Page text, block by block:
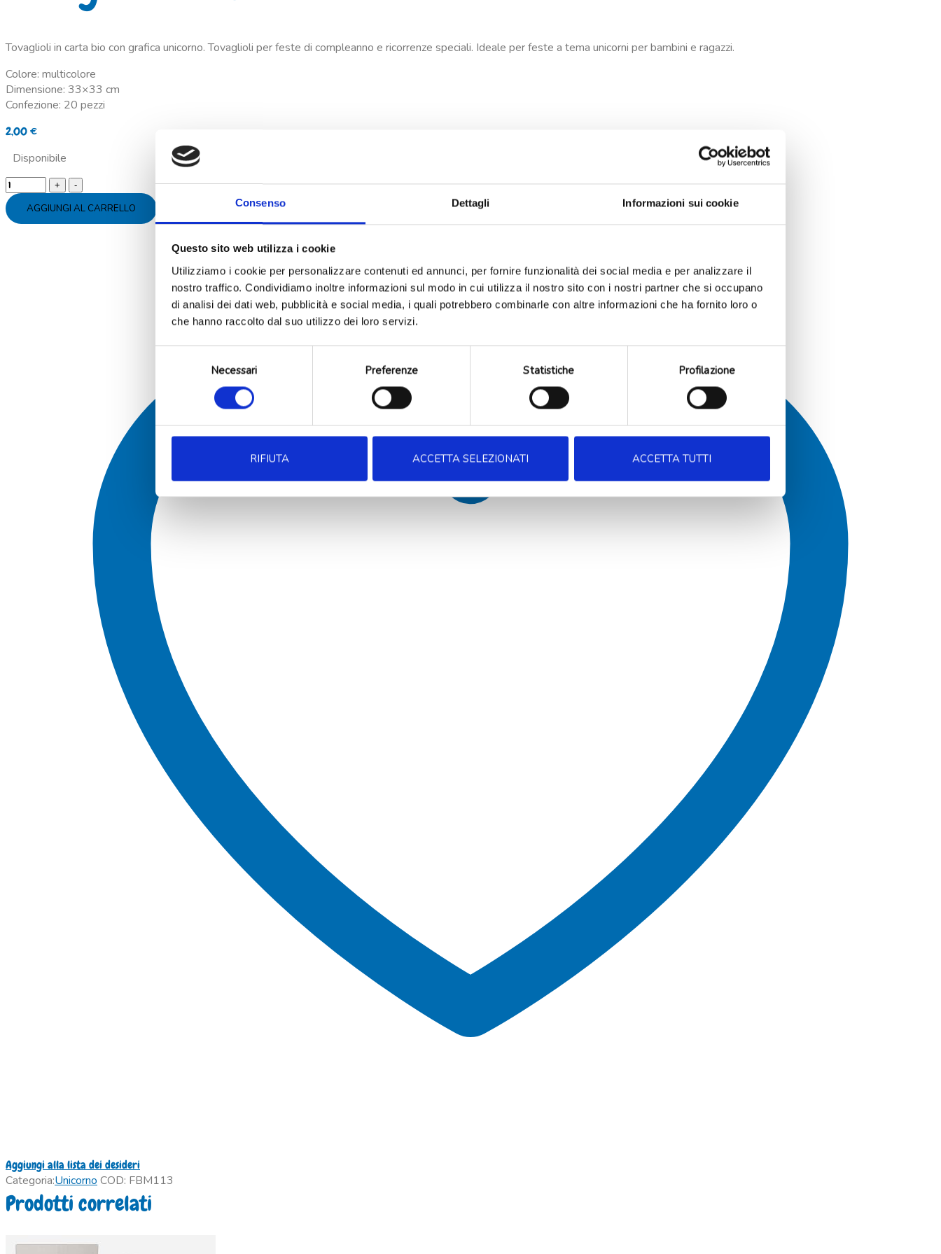
Consenso Dettagli Informazioni sui cookie
Questo sito web utilizza i cookie
Utilizziamo i cookie per personalizzare contenuti ed annunci, per fornire funzionalità dei social media e per analizzare il
nostro traffico. Condividiamo inoltre informazioni sul modo in cui utilizza il nostro sito con i nostri partner che si occupano
di analisi dei dati web, pubblicità e social media, i quali potrebbero combinarle con altre informazioni che ha fornito loro o
che hanno raccolto dal suo utilizzo dei loro servizi.
Necessari Preferenze Statistiche Profilazione
RIFIUTA ACCETTA SELEZIONATI ACCETTA TUTTI
Tovaglioli in carta bio con grafica unicorno. Tovaglioli per feste di compleanno e ricorrenze speciali. Ideale per feste a tema unicorni per bambini e ragazzi.
Colore: multicolore
Dimensione: 33×33 cm
Confezione: 20 pezzi
2,00€
Disponibile
Tovaglioli
carta
unicornoAGGIUNGI AL CARRELLO
Aggiungi alla lista dei desideri
Categoria:Unicorno COD: FBM113
Prodotti correlati